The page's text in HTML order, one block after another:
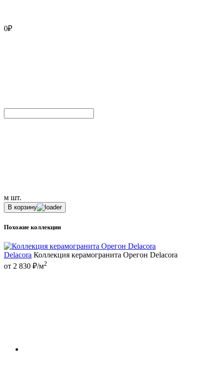
0₽
м шт.
В корзину
Похожие коллекции
Delacora Коллекция керамогранита Орегон Delacora
от 2 830 ₽/м2